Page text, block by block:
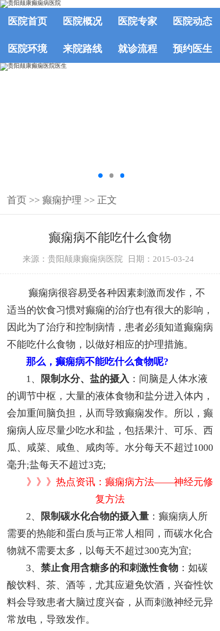
医院首页 医院概况 医院专家 医院动态
医院环境 来院路线 就诊流程 预约医生
首页 >> 癫痫护理 >> 正文
癫痫病不能吃什么食物
来源：贵阳颠康癫痫病医院 日期：2015-03-24
癫痫病很容易受各种因素刺激而发作，不
适当的饮食习惯对癫痫的治疗也有很大的影响，
因此为了治疗和控制病情，患者必须知道癫痫病
不能吃什么食物，以做好相应的护理措施。
那么，癫痫病不能吃什么食物呢?
1、
限制水分、盐的摄入 ：间脑是人体水液
的调节中枢，大量的液体食物和盐分进入体内，
会加重间脑负担，从而导致癫痫发作。所以，癫
痫病人应尽量少吃水和盐，包括果汁、可乐、西
瓜、咸菜、咸鱼、咸肉等。水分每天不超过1000
毫升;盐每天不超过3克;
》》》热点资讯：癫痫病方法——神经元修
复方法
2、
限制碳水化合物的摄入量 ：癫痫病人所
需要的热能和蛋白质与正常人相同，而碳水化合
物就不需要太多，以每天不超过300克为宜;
3、禁止食用含糖多的和刺激性食物 ：如碳
酸饮料、茶、酒等，尤其应避免饮酒，兴奋性饮
料会导致患者大脑过度兴奋，从而刺激神经元异
常放电，导致发作。